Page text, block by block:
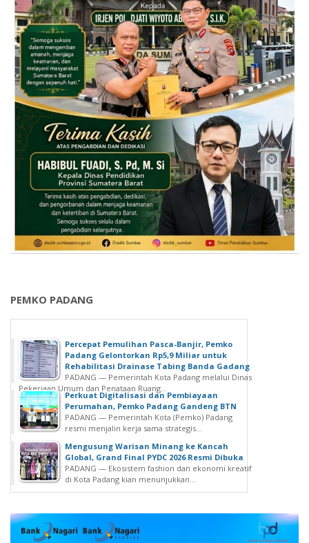
PEMKO PADANG
Percepat Pemulihan Pasca-Banjir, Pemko
Padang Gelontorkan Rp5,9 Miliar untuk
Rehabilitasi Drainase Tabing Banda Gadang
PADANG — Pemerintah Kota Padang melalui Dinas
Pekerjaan Umum dan Penataan Ruang...
Perkuat Digitalisasi dan Pembiayaan
Perumahan, Pemko Padang Gandeng BTN
PADANG — Pemerintah Kota (Pemko) Padang
resmi menjalin kerja sama strategis...
Mengusung Warisan Minang ke Kancah
Global, Grand Final PYDC 2026 Resmi Dibuka
PADANG — Ekosistem fashion dan ekonomi kreatif
di Kota Padang kian menunjukkan...